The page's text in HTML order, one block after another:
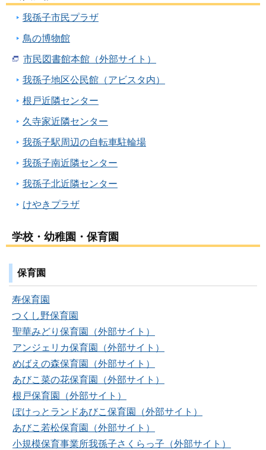
我孫子市民プラザ
鳥の博物館
市民図書館本館（外部サイト）
我孫子地区公民館（アビスタ内）
根戸近隣センター
久寺家近隣センター
我孫子駅周辺の自転車駐輪場
我孫子南近隣センター
我孫子北近隣センター
けやきプラザ
学校・幼稚園・保育園
保育園
寿保育園
つくし野保育園
聖華みどり保育園（外部サイト）
アンジェリカ保育園（外部サイト）
めばえの森保育園（外部サイト）
あびこ菜の花保育園（外部サイト）
根戸保育園（外部サイト）
ぽけっとランドあびこ保育園（外部サイト）
あびこ若松保育園（外部サイト）
小規模保育事業所我孫子さくらっ子（外部サイト）